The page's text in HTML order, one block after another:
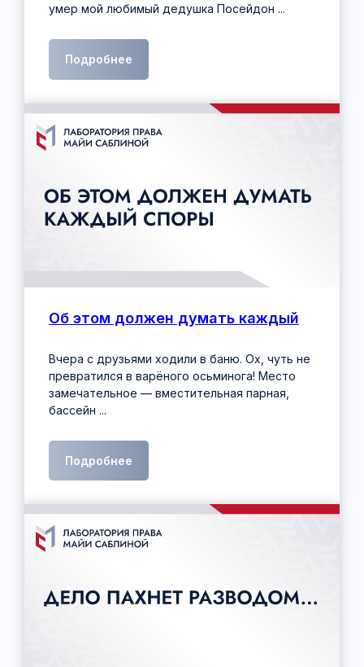
умер мой любимый дедушка Посейдон ...
Подробнее
Об этом должен думать каждый
Вчера с друзьями ходили в баню. Ох, чуть не
превратился в варёного осьминога! Место
замечательное — вместительная парная,
бассейн ...
Подробнее